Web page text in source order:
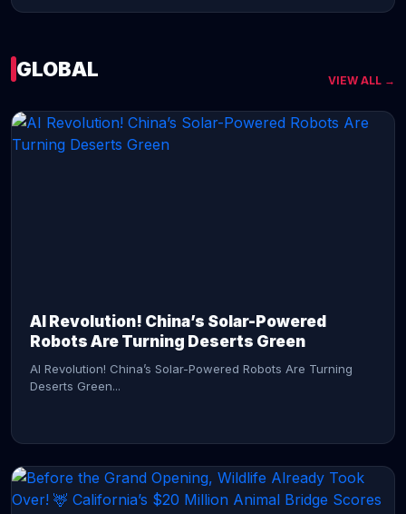
GLOBAL VIEW ALL →
AI Revolution! China’s Solar-Powered
Robots Are Turning Deserts Green
AI Revolution! China’s Solar-Powered Robots Are Turning
Deserts Green...